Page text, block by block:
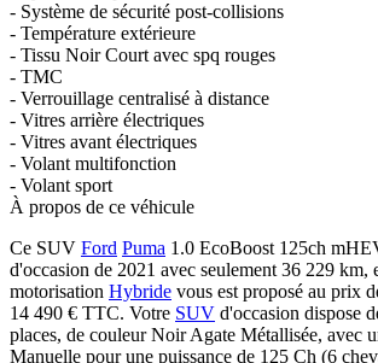
- Système de sécurité post-collisions
- Température extérieure
- Tissu Noir Court avec spq rouges
- TMC
- Verrouillage centralisé à distance
- Vitres arrière électriques
- Vitres avant électriques
- Volant multifonction
- Volant sport
À propos de ce véhicule
Ce SUV Ford Puma 1.0 EcoBoost 125ch
d'occasion de 2021 avec seulement 36 229 km,
motorisation Hybride vous est proposé au prix
14 490 € TTC. Votre SUV d'occasion dispose
places, de couleur Noir Agate Métallisée, avec
Manuelle pour une puissance de 125 Ch (6